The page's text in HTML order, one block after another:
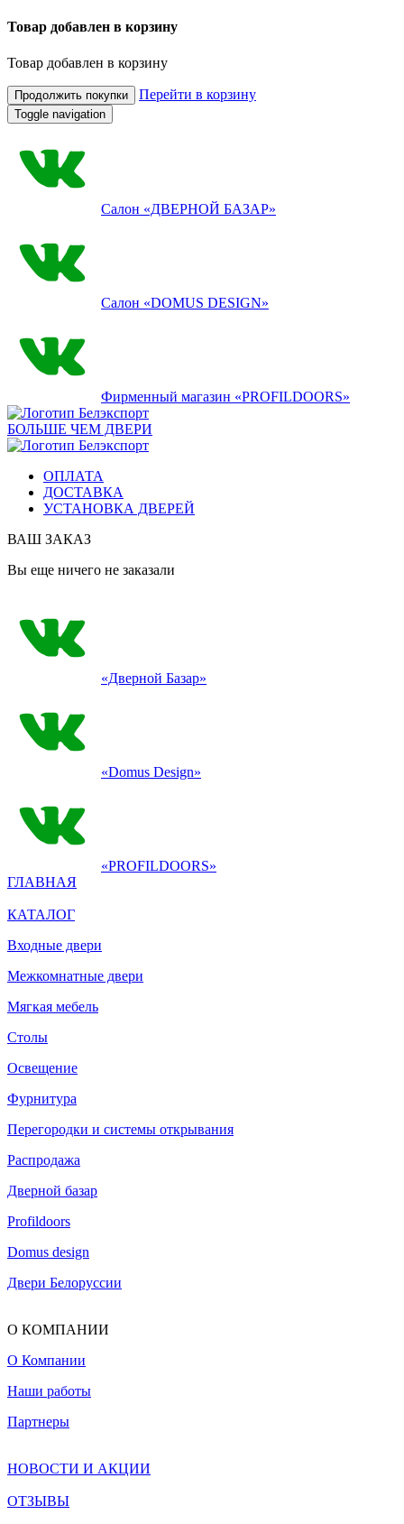
Товар добавлен в корзину
Товар добавлен в корзину
Продолжить покупки Перейти в корзину
Toggle navigation
Салон «ДВЕРНОЙ БАЗАР»
Салон «DOMUS DESIGN»
Фирменный магазин «PROFILDOORS»
БОЛЬШЕ ЧЕМ ДВЕРИ
ОПЛАТА
ДОСТАВКА
УСТАНОВКА ДВЕРЕЙ
ВАШ ЗАКАЗ
Вы еще ничего не заказали
«Дверной Базар»
«Domus Design»
«PROFILDOORS»
ГЛАВНАЯ
КАТАЛОГ
Входные двери
Межкомнатные двери
Мягкая мебель
Столы
Освещение
Фурнитура
Перегородки и системы открывания
Распродажа
Дверной базар
Profildoors
Domus design
Двери Белоруссии
О КОМПАНИИ
О Компании
Наши работы
Партнеры
НОВОСТИ И АКЦИИ
ОТЗЫВЫ